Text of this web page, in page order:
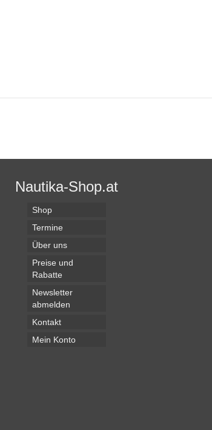
Nautika-Shop.at
Shop
Termine
Über uns
Preise und
Rabatte
Newsletter
abmelden
Kontakt
Mein Konto